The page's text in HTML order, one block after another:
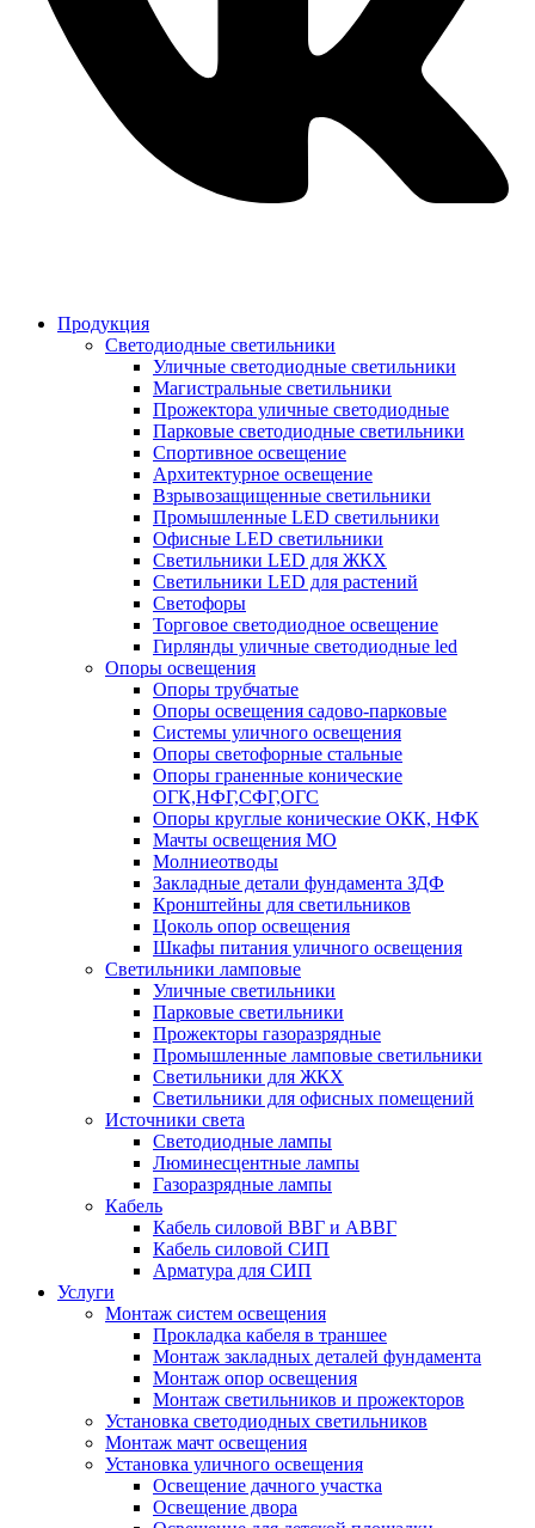
Продукция
Светодиодные светильники
Уличные светодиодные светильники
Магистральные светильники
Прожектора уличные светодиодные
Парковые светодиодные светильники
Спортивное освещение
Архитектурное освещение
Взрывозащищенные светильники
Промышленные LED светильники
Офисные LED светильники
Cветильники LED для ЖКХ
Светильники LED для растений
Светофоры
Торговое светодиодное освещение
Гирлянды уличные светодиодные led
Опоры освещения
Опоры трубчатые
Опоры освещения садово-парковые
Системы уличного освещения
Опоры светофорные стальные
Опоры граненные конические
ОГК,НФГ,СФГ,ОГС
Опоры круглые конические ОКК, НФК
Мачты освещения МО
Молниеотводы
Закладные детали фундамента ЗДФ
Кронштейны для светильников
Цоколь опор освещения
Шкафы питания уличного освещения
Светильники ламповые
Уличные светильники
Парковые светильники
Прожекторы газоразрядные
Промышленные ламповые светильники
Светильники для ЖКХ
Светильники для офисных помещений
Источники света
Светодиодные лампы
Люминесцентные лампы
Газоразрядные лампы
Кабель
Кабель силовой ВВГ и АВВГ
Кабель силовой СИП
Арматура для СИП
Услуги
Монтаж систем освещения
Прокладка кабеля в траншее
Монтаж закладных деталей фундамента
Монтаж опор освещения
Монтаж светильников и прожекторов
Установка светодиодных светильников
Монтаж мачт освещения
Установка уличного освещения
Освещение дачного участка
Освещение двора